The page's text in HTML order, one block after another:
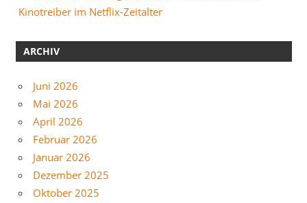
Kinotreiber im Netflix-Zeitalter
ARCHIV
Juni 2026
Mai 2026
April 2026
Februar 2026
Januar 2026
Dezember 2025
Oktober 2025